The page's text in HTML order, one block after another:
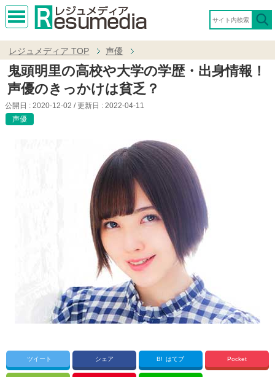
MEN
レジュメディア TOP 声優
鬼頭明里の高校や大学の学歴・出身情報！
声優のきっかけは貧乏？
公開日 : 2020-12-02 / 更新日 : 2022-04-11
声優
ツイート シェア B! はてブ Pocket